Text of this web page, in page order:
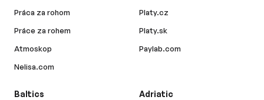
Práca za rohom
Práce za rohem
Atmoskop
Nelisa.com
Platy.cz
Platy.sk
Paylab.com
Baltics Adriatic